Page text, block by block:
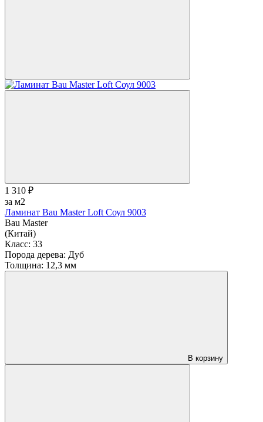
1 310 ₽
за м2
Ламинат Bau Master Loft Соул 9003
Bau Master
(Китай)
Класс: 33
Порода дерева: Дуб
Толщина: 12,3 мм
В корзину